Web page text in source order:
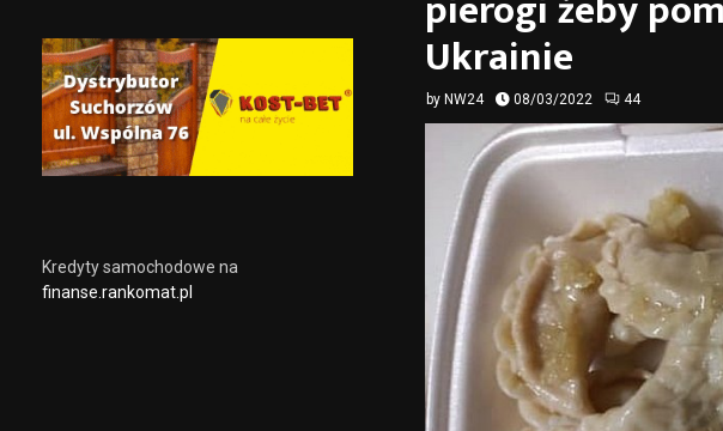
Ukrainie
by NW24 08/03/2022 44
Kredyty samochodowe na
finanse.rankomat.pl